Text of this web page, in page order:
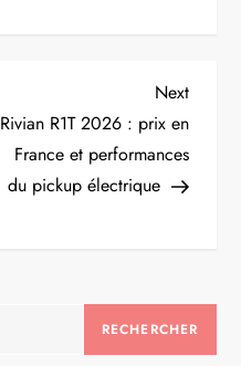
Next
Post
Next
Rivian R1T 2026 : prix en
France et performances
du pickup électrique